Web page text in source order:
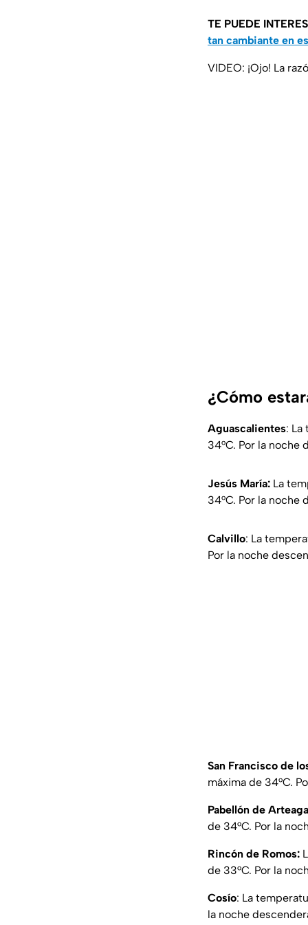
TE PUEDE
tan cambiante en
VIDEO: ¡Ojo! La
¿Cómo
Aguascalientes: La
34°C. Por la noche
Jesús María: La
34°C. Por la noche
Calvillo: La
Por la noche
San Francisco de
máxima de 34°C.
Pabellón de Arteaga
de 34°C. Por la
Rincón de Romos:
de 33°C. Por la
Cosío: La
la noche